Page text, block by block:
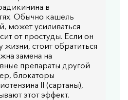
в
Обычно кашель
может усиливаться
от простуды. Если он
жизни, стоит обратиться
замена на
препараты другой
блокаторы
II (сартаны),
этот эффект.